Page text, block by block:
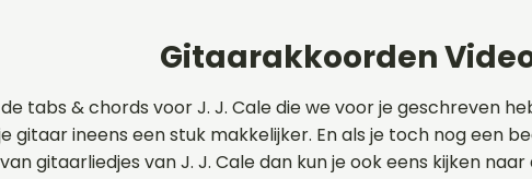
Gitaarakkoorden
tabs & chords voor J. J. Cale die we voor je geschreven
gitaar ineens een stuk makkelijker. En als je toch nog een
van gitaarliedjes van J. J. Cale dan kun je ook eens kijken